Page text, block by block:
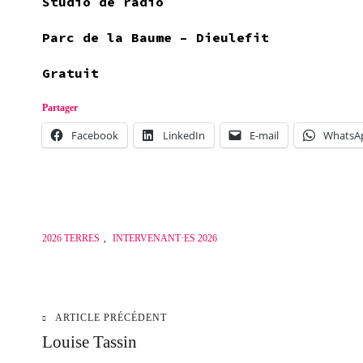
Parc de la Baume – Dieulefit
Gratuit
Partager
Facebook LinkedIn E-mail
2026 TERRES , INTERVENANT·ES 2026
Navigation
ARTICLE PRÉCÉDENT
Louise Tassin